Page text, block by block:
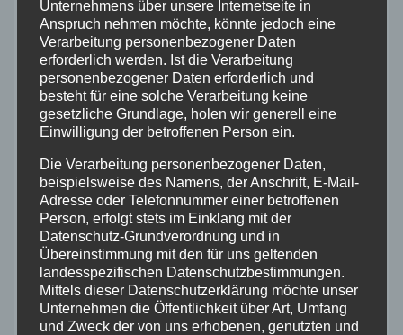
Aktuelles
Allgemein
Altenkirchen
Bundespolizei
Feuerwehr
Hilfsorganisationen
Mayen-Koblenz
Unternehmens über unsere Internetseite in
Anspruch nehmen möchte, könnte jedoch eine
Verarbeitung personenbezogener Daten
erforderlich werden. Ist die Verarbeitung
personenbezogener Daten erforderlich und
besteht für eine solche Verarbeitung keine
gesetzliche Grundlage, holen wir generell eine
Einwilligung der betroffenen Person ein.
Die Verarbeitung personenbezogener Daten,
beispielsweise des Namens, der Anschrift, E-Mail-
Adresse oder Telefonnummer einer betroffenen
Person, erfolgt stets im Einklang mit der
Datenschutz-Grundverordnung und in
Übereinstimmung mit den für uns geltenden
landesspezifischen Datenschutzbestimmungen.
Mittels dieser Datenschutzerklärung möchte unser
Unternehmen die Öffentlichkeit über Art, Umfang
und Zweck der von uns erhobenen, genutzten und